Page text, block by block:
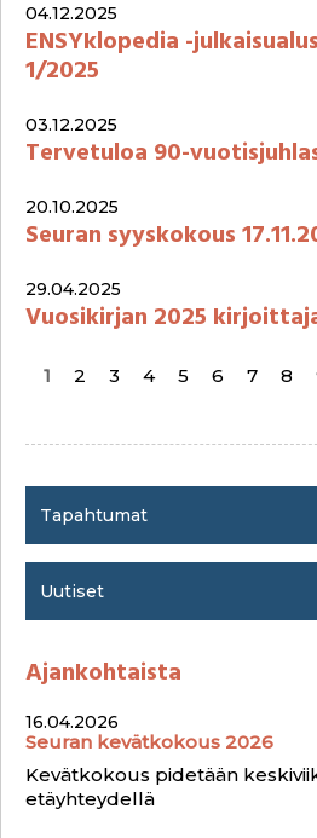
04.12.2025
ENSYklopedia -
1/2025
03.12.2025
Tervetuloa 90-
20.10.2025
Seuran syyskokous
29.04.2025
Vuosikirjan 2025
a
e
1 2 3 4 5 6 7 8
Tapahtumat
Uutiset
Ajankohtaista
16.04.2026
Seuran kevätkokous 2026
Kevätkokous pidetään
etäyhteydellä